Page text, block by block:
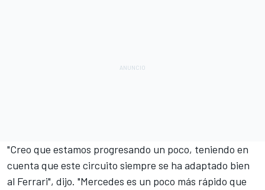
"Creo que estamos progresando un poco, teniendo en
cuenta que este circuito siempre se ha adaptado bien
al Ferrari", dijo. "Mercedes es un poco más rápido que